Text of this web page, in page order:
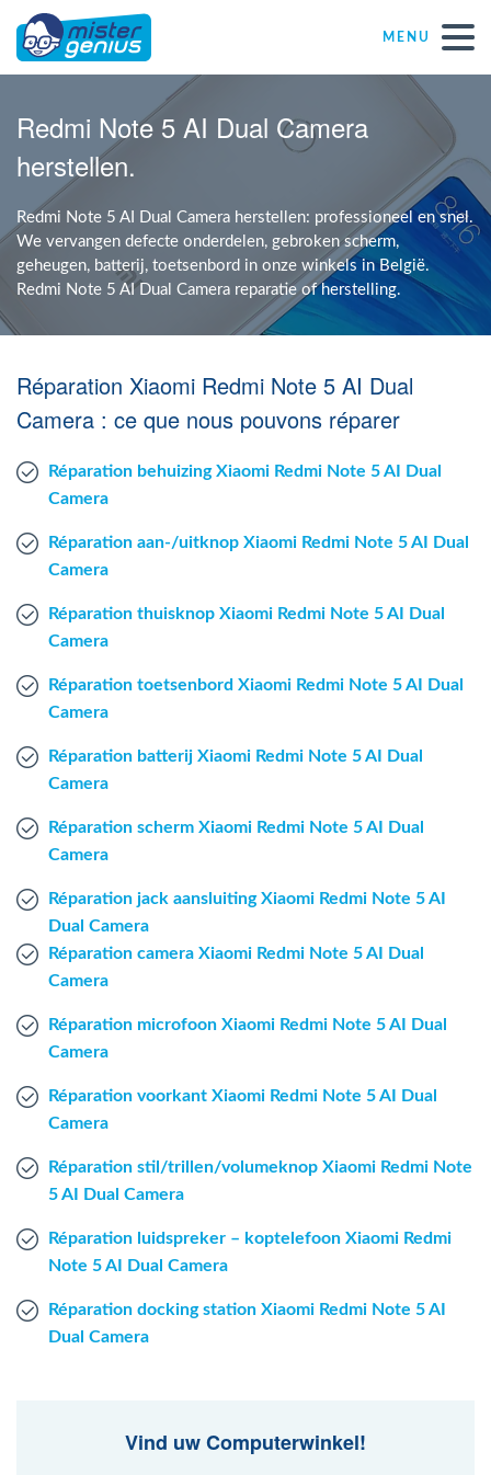
MENU
Réparations – Dépannages (nl)
Zelfstandige
KMO
Windows Agent
Fr
Redmi Note 5 AI Dual Camera
herstellen.
Redmi Note 5 AI Dual Camera herstellen: professioneel en snel.
We vervangen defecte onderdelen, gebroken scherm,
geheugen, batterij, toetsenbord in onze winkels in België.
Redmi Note 5 AI Dual Camera reparatie of herstelling.
Réparation Xiaomi Redmi Note 5 AI Dual
Camera : ce que nous pouvons réparer
Réparation behuizing Xiaomi Redmi Note 5 AI Dual
Camera
Réparation aan-/uitknop Xiaomi Redmi Note 5 AI Dual
Camera
Réparation thuisknop Xiaomi Redmi Note 5 AI Dual
Camera
Réparation toetsenbord Xiaomi Redmi Note 5 AI Dual
Camera
Réparation batterij Xiaomi Redmi Note 5 AI Dual
Camera
Réparation scherm Xiaomi Redmi Note 5 AI Dual
Camera
Réparation jack aansluiting Xiaomi Redmi Note 5 AI
Dual Camera
Réparation camera Xiaomi Redmi Note 5 AI Dual
Camera
Réparation microfoon Xiaomi Redmi Note 5 AI Dual
Camera
Réparation voorkant Xiaomi Redmi Note 5 AI Dual
Camera
Réparation stil/trillen/volumeknop Xiaomi Redmi Note
5 AI Dual Camera
Réparation luidspreker – koptelefoon Xiaomi Redmi
Note 5 AI Dual Camera
Réparation docking station Xiaomi Redmi Note 5 AI
Dual Camera
Vind uw Computerwinkel!